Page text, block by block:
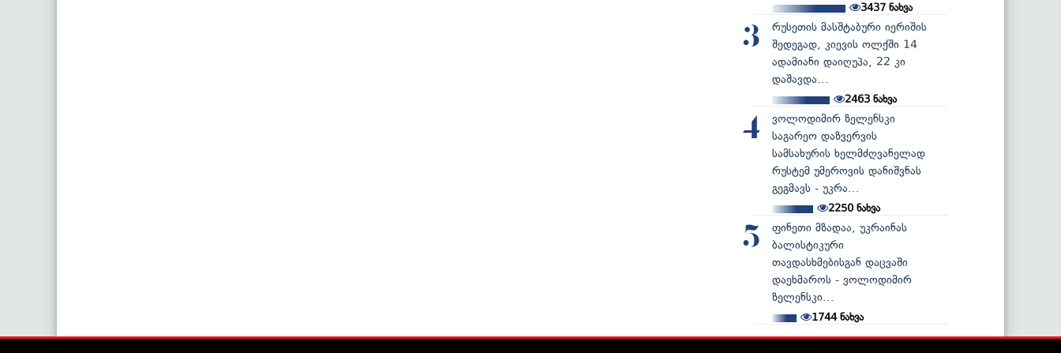
3437 ნახვა
3
რუსეთის მასშტაბური იერიშის
შედეგად, კიევის ოლქში 14
ადამიანი დაიღუპა, 22 კი
დაშავდა...
2463ნახვა
4
ვოლოდიმირ ზელენსკი
საგარეო დაზვერვის
სამსახურის ხელმძღვანელად
რუსტემ უმეროვის დანიშვნას
გეგმავს - უკრა...
2250ნახვა
5
ფინეთი მზადაა, უკრაინას
ბალისტიკური
თავდასხმებისგან დაცვაში
დაეხმაროს - ვოლოდიმირ
ზელენსკი...
1744ნახვა